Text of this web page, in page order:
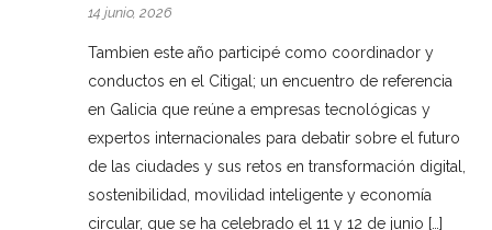
14 junio, 2026
Tambien este año participé como coordinador y
conductos en el Citigal; un encuentro de referencia
en Galicia que reúne a empresas tecnológicas y
expertos internacionales para debatir sobre el futuro
de las ciudades y sus retos en transformación digital,
sostenibilidad, movilidad inteligente y economía
circular, que se ha celebrado el 11 y 12 de junio […]